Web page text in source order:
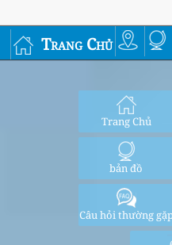
Trang Chủ
Trang Chủ
bản đồ
Câu hỏi thường